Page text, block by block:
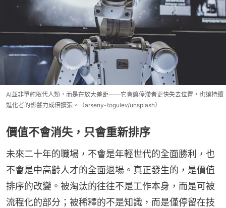
AI並非單純取代人類，而是在放大差距——它會讓停滯者更快失去位置，也讓持續
進化者的影響力成倍擴張。（arseny-togulev/unsplash）
價值不會消失，只會重新排序
未來二十年的職場，不會是年輕世代的全面勝利，也
不會是中高齡人才的全面退場。真正發生的，是價值
排序的改變。被淘汰的往往不是工作本身，而是可被
流程化的部分；被稀釋的不是知識，而是僅停留在技